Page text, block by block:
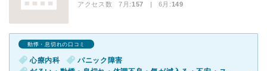
アクセス数 7月:157 | 6月:149
動悸・息切れの口コミ
心療内科
パニック障害